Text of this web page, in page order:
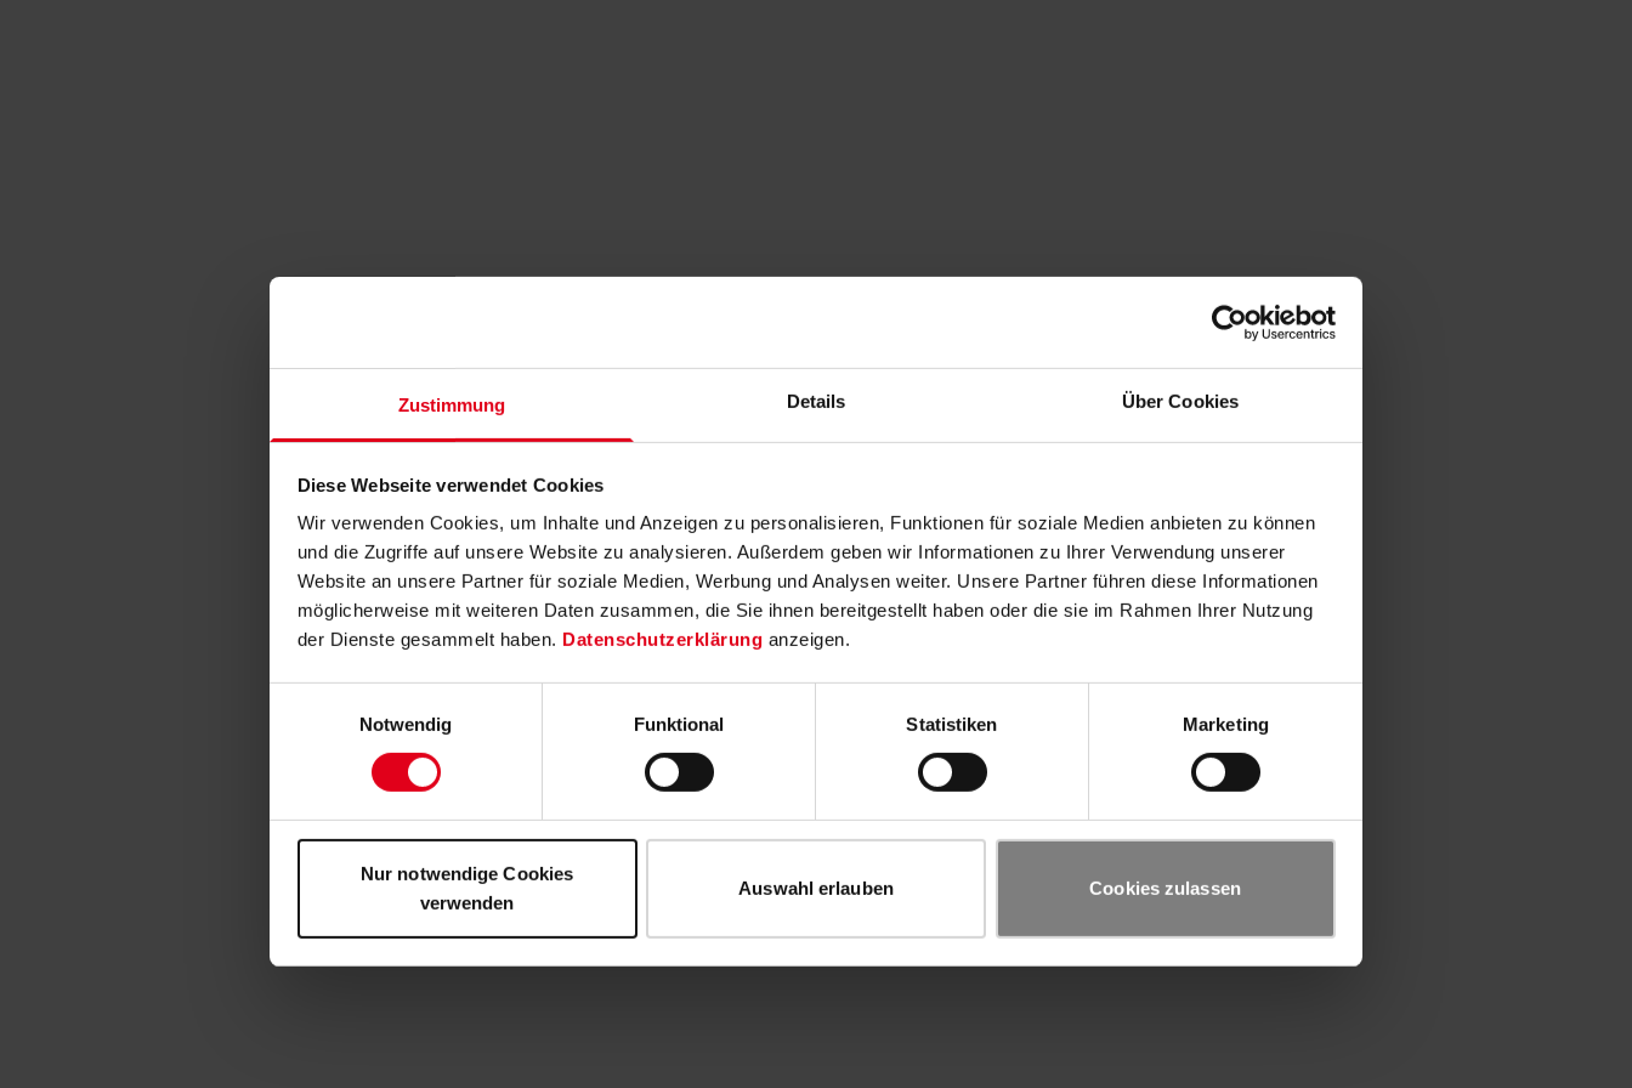
Zustimmung Details Über Cookies
Diese Webseite verwendet Cookies
Wir verwenden Cookies, um Inhalte und Anzeigen zu personalisieren, Funktionen für soziale Medien anbieten zu können
und die Zugriffe auf unsere Website zu analysieren. Außerdem geben wir Informationen zu Ihrer Verwendung unserer
Website an unsere Partner für soziale Medien, Werbung und Analysen weiter. Unsere Partner führen diese Informationen
möglicherweise mit weiteren Daten zusammen, die Sie ihnen bereitgestellt haben oder die sie im Rahmen Ihrer Nutzung
der Dienste gesammelt haben. Datenschutzerklärung anzeigen.
Notwendig
Funktional Statistiken Marketing
Nur notwendige Cookies
verwenden
Auswahl erlauben Cookies zulassen